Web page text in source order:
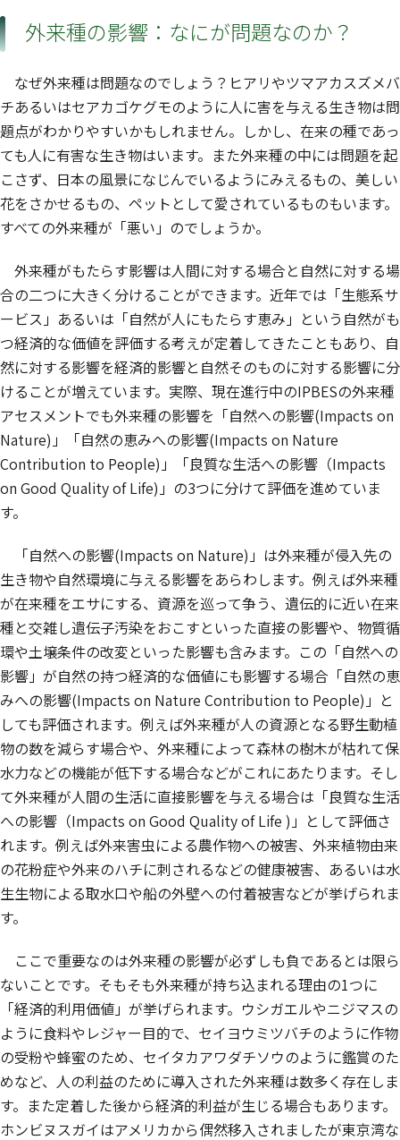
外来種の影響：なにが問題なのか？
なぜ外来種は問題なのでしょう？ヒアリやツマアカスズメバ
チあるいはセアカゴケグモのように人に害を与える生き物は問
題点がわかりやすいかもしれません。しかし、在来の種であっ
ても人に有害な生き物はいます。また外来種の中には問題を起
こさず、日本の風景になじんでいるようにみえるもの、美しい
花をさかせるもの、ペットとして愛されているものもいます。
すべての外来種が「悪い」のでしょうか。
外来種がもたらす影響は人間に対する場合と自然に対する場
合の二つに大きく分けることができます。近年では「生態系サ
ービス」あるいは「自然が人にもたらす恵み」という自然がも
つ経済的な価値を評価する考えが定着してきたこともあり、自
然に対する影響を経済的影響と自然そのものに対する影響に分
けることが増えています。実際、現在進行中のIPBESの外来種
アセスメントでも外来種の影響を「自然への影響(Impacts on
Nature)」「自然の恵みへの影響(Impacts on Nature
Contribution to People)」「良質な生活への影響（Impacts
on Good Quality of Life)」の3つに分けて評価を進めていま
す。
「自然への影響(Impacts on Nature)」は外来種が侵入先の
生き物や自然環境に与える影響をあらわします。例えば外来種
が在来種をエサにする、資源を巡って争う、遺伝的に近い在来
種と交雑し遺伝子汚染をおこすといった直接の影響や、物質循
環や土壌条件の改変といった影響も含みます。この「自然への
影響」が自然の持つ経済的な価値にも影響する場合「自然の恵
みへの影響(Impacts on Nature Contribution to People)」と
しても評価されます。例えば外来種が人の資源となる野生動植
物の数を減らす場合や、外来種によって森林の樹木が枯れて保
水力などの機能が低下する場合などがこれにあたります。そし
て外来種が人間の生活に直接影響を与える場合は「良質な生活
への影響（Impacts on Good Quality of Life )」として評価さ
れます。例えば外来害虫による農作物への被害、外来植物由来
の花粉症や外来のハチに刺されるなどの健康被害、あるいは水
生生物による取水口や船の外壁への付着被害などが挙げられま
す。
ここで重要なのは外来種の影響が必ずしも負であるとは限ら
ないことです。そもそも外来種が持ち込まれる理由の1つに
「経済的利用価値」が挙げられます。ウシガエルやニジマスの
ように食料やレジャー目的で、セイヨウミツバチのように作物
の受粉や蜂蜜のため、セイタカアワダチソウのように鑑賞のた
めなど、人の利益のために導入された外来種は数多く存在しま
す。また定着した後から経済的利益が生じる場合もあります。
ホンビヌスガイはアメリカから偶然移入されましたが東京湾な